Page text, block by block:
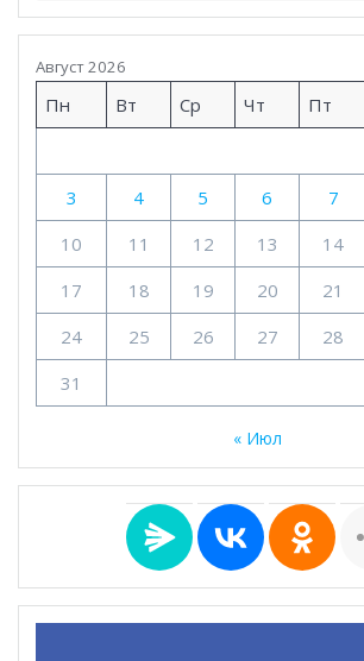
Август 2026
Пн Вт Ср Чт Пт
3
4 5 6 7
10
11 12 13 14
17
18 19 20 21
24
25 26 27 28
31
« Июл